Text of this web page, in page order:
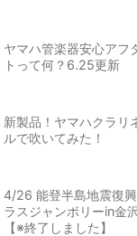
ヤマハ管楽器安心アフ
トって何？6.25更新
新製品！ヤマハクラリ
ルで吹いてみた！
4/26 能登半島地震復
ラスジャンボリーin金
【※終了しました】